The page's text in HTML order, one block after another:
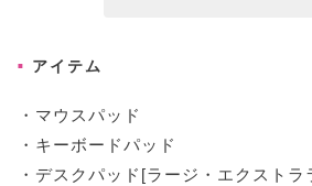
アイテム
・マウスパッド
・キーボードパッド
・デスクパッド[ラージ・エクスト